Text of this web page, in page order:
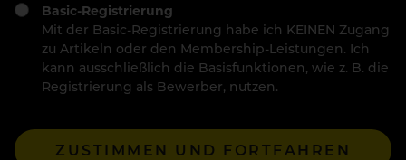
Basic-Registrierung
Mit der Basic-Registrierung habe ich KEINEN Zugang
zu Artikeln oder den Membership-Leistungen. Ich
kann ausschließlich die Basisfunktionen, wie z. B. die
Registrierung als Bewerber, nutzen.
ZUSTIMMEN UND FORTFAHREN